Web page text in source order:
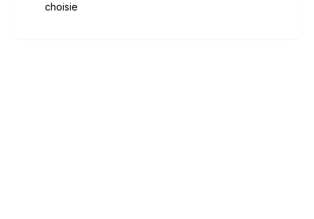
choisie